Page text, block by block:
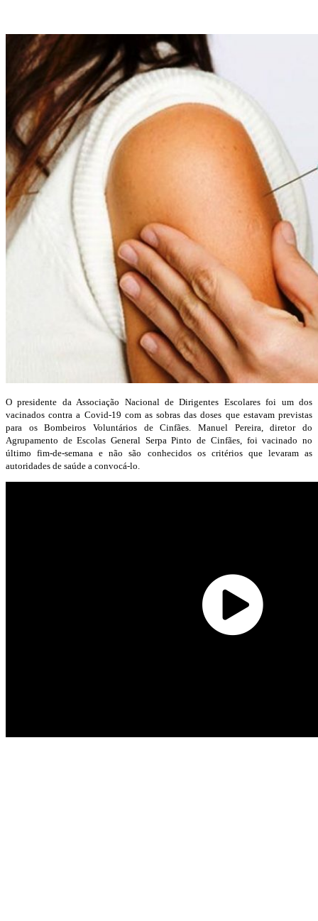
O presidente da Associação Nacional de Dirigentes Escolares foi um dos
vacinados contra a Covid-19 com as sobras das doses que estavam previstas
para os Bombeiros Voluntários de Cinfães. Manuel Pereira, diretor do
Agrupamento de Escolas General Serpa Pinto de Cinfães, foi vacinado no
último fim-de-semana e não são conhecidos os critérios que levaram as
autoridades de saúde a convocá-lo.